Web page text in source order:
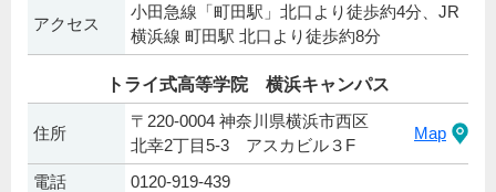
アクセス
小田急線「町田駅」北口より徒歩約4分、JR
横浜線 町田駅 北口より徒歩約8分
トライ式高等学院 横浜キャンパス
住所
〒220-0004 神奈川県横浜市西区
北幸2丁目5-3 アスカビル３F
Map
電話
0120-919-439